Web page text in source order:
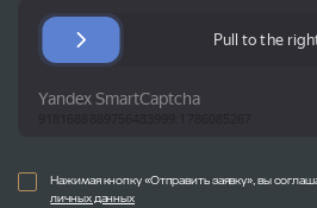
Нажимая кнопку «Отправить заявку», вы
личных данных